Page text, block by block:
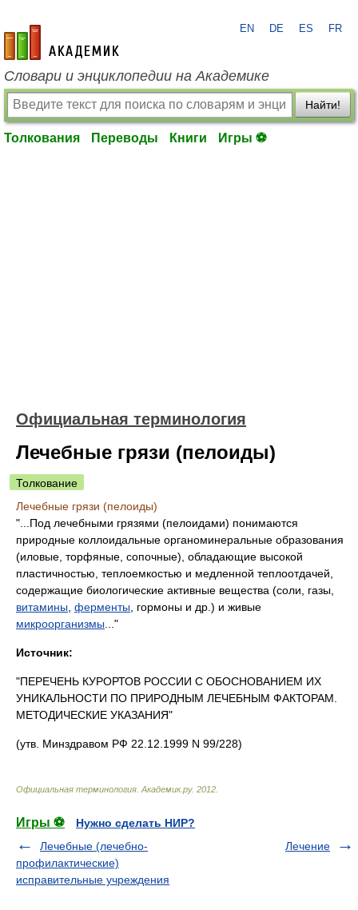
academic.ru
EN DE ES FR
Словари и энциклопедии на Академике
Найти!
Толкования Переводы Книги Игры ⚽
Официальная терминология
Лечебные грязи (пелоиды)
Толкование
Лечебные грязи (пелоиды)
"...Под лечебными грязями (пелоидами) понимаются
природные коллоидальные органоминеральные образования
(иловые, торфяные, сопочные), обладающие высокой
пластичностью, теплоемкостью и медленной теплоотдачей,
содержащие биологические активные вещества (соли, газы,
витамины ферменты , гормоны и др.) и живые
микроорганизмы ..."
Источник:
"ПЕРЕЧЕНЬ КУРОРТОВ РОССИИ С ОБОСНОВАНИЕМ ИХ
УНИКАЛЬНОСТИ ПО ПРИРОДНЫМ ЛЕЧЕБНЫМ ФАКТОРАМ.
МЕТОДИЧЕСКИЕ УКАЗАНИЯ"
(утв. Минздравом РФ 22.12.1999 N 99/228)
Официальная терминология Академик.ру. 2012
Игры ⚽
Нужно сделать НИР?
Лечебные (лечебно-
профилактические)
исправительные учреждения
Лечение